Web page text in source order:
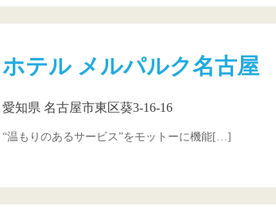
ホテル メルパルク名古屋
愛知県 名古屋市東区葵3-16-16
“温もりのあるサービス”をモットーに機能[…]